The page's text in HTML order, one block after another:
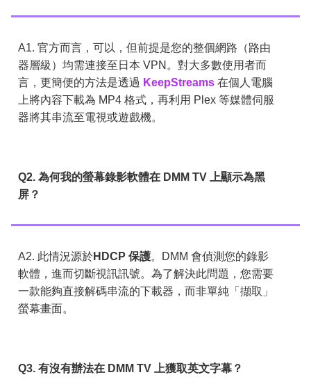
A1. 官方而言，可以，但前提是您的整個網路（路由
器層級）均需連接至日本 VPN。對大多數使用者而
言，更簡便的方法是透過 KeepStreams 在個人電腦
上將內容下載為 MP4 格式，再利用 Plex 等媒體伺服
器將其串流至電視或遊戲機。
Q2. 為何我的螢幕錄影軟體在 DMM TV 上顯示為黑
屏？
A2. 此情況源於HDCP 保護。DMM 會偵測您的錄影
軟體，進而切斷視訊訊號。為了解決此問題，您需要
一款能夠直接解碼串流的下載器，而非單純「擷取」
螢幕畫面。
Q3. 有沒有辦法在 DMM TV 上獲取英文字幕？